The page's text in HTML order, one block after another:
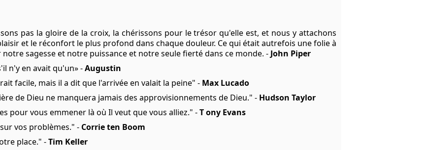
pas la gloire de la croix, la chérissons pour le trésor qu'elle est, et nous y attachons
et le réconfort le plus profond dans chaque douleur. Ce qui était autrefois une folie à
sagesse et notre puissance et notre seule fierté dans ce monde. - John Piper
n'y en avait qu'un» -Augustin
facile, mais il a dit que l'arrivée en valait la peine" - Max Lucado
de Dieu ne manquera jamais des approvisionnements de Dieu." - Hudson Taylor
pour vous emmener là où Il veut que vous alliez." -Tony Evans
vos problèmes." - Corrie ten Boom
place." -Tim Keller